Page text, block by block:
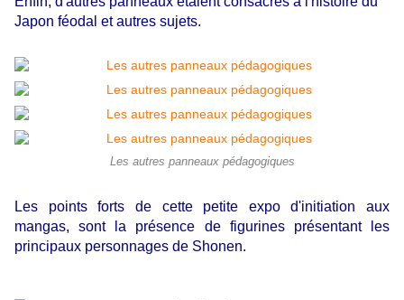
Japon féodal et autres sujets.
Les autres panneaux pédagogiques
Les points forts de cette petite expo d'initiation aux
mangas, sont la présence de figurines présentant les
principaux personnages de Shonen.